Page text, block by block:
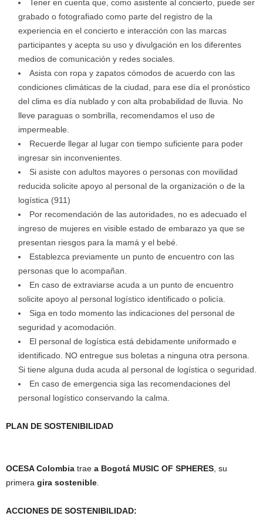
Tener en cuenta que, como asistente al concierto, puede ser
grabado o fotografiado como parte del registro de la
experiencia en el concierto e interacción con las marcas
participantes y acepta su uso y divulgación en los diferentes
medios de comunicación y redes sociales.
Asista con ropa y zapatos cómodos de acuerdo con las
condiciones climáticas de la ciudad, para ese día el pronóstico
del clima es día nublado y con alta probabilidad de lluvia. No
lleve paraguas o sombrilla, recomendamos el uso de
impermeable.
Recuerde llegar al lugar con tiempo suficiente para poder
ingresar sin inconvenientes.
Si asiste con adultos mayores o personas con movilidad
reducida solicite apoyo al personal de la organización o de la
logística (911)
Por recomendación de las autoridades, no es adecuado el
ingreso de mujeres en visible estado de embarazo ya que se
presentan riesgos para la mamá y el bebé.
Establezca previamente un punto de encuentro con las
personas que lo acompañan.
En caso de extraviarse acuda a un punto de encuentro
solicite apoyo al personal logístico identificado o policía.
Siga en todo momento las indicaciones del personal de
seguridad y acomodación.
El personal de logística está debidamente uniformado e
identificado. NO entregue sus boletas a ninguna otra persona.
Si tiene alguna duda acuda al personal de logística o seguridad.
En caso de emergencia siga las recomendaciones del
personal logístico conservando la calma.
PLAN DE SOSTENIBILIDAD
OCESA Colombia trae a Bogotá MUSIC OF SPHERES , su
primera gira sostenible
ACCIONES DE SOSTENIBILIDAD: